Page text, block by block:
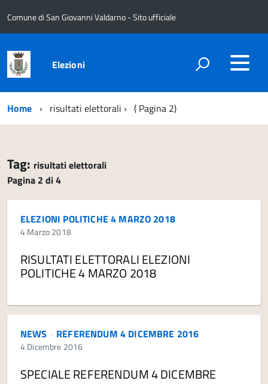
Comune di San Giovanni Valdarno - Sito ufficiale
Elezioni
Home risultati elettorali ( Pagina 2)
Tag: risultati elettorali
Pagina 2 di 4
ELEZIONI POLITICHE 4 MARZO 2018
4 Marzo 2018
RISULTATI ELETTORALI ELEZIONI
POLITICHE 4 MARZO 2018
NEWS - REFERENDUM 4 DICEMBRE 2016
4 Dicembre 2016
SPECIALE REFERENDUM 4 DICEMBRE